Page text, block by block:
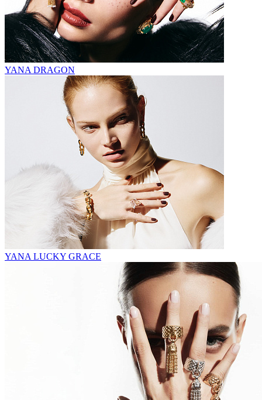
YANA DRAGON
YANA LUCKY GRACE